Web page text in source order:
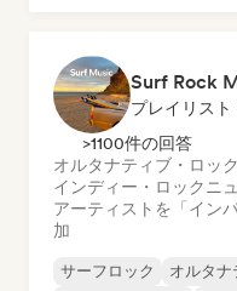
Surf Rock
プレイリス
>1100件の回答
オルタナティブ・ロック
インディー・ロック ニ
アーティストを「イン
加
サーフロック
オルタナ